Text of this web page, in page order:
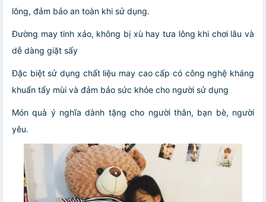
lông, đảm bảo an toàn khi sử dụng.
Đường may tinh xảo, không bị xù hay tưa lông khi chơi lâu và
dễ dàng giặt sấy
Đặc biệt sử dụng chất liệu may cao cấp có công nghệ kháng
khuẩn tẩy mùi và đảm bảo sức khỏe cho người sử dụng
Món quà ý nghĩa dành tặng cho người thân, bạn bè, người
yêu.